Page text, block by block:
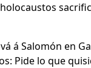
á Salomón en
Pide lo que